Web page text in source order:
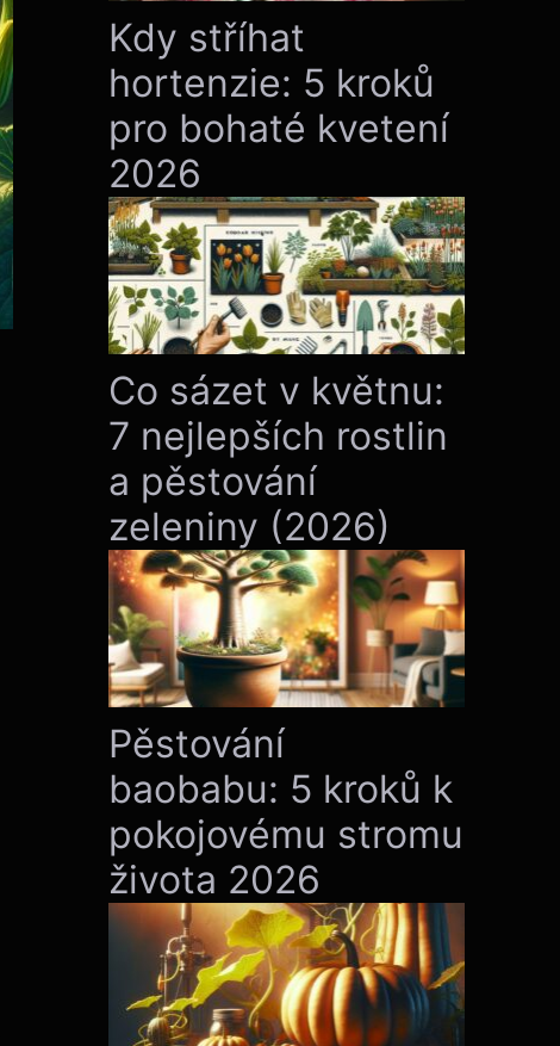
Kdy stříhat
hortenzie: 5 kroků
pro bohaté kvetení
2026
Co sázet v květnu:
7 nejlepších rostlin
a pěstování
zeleniny (2026)
Pěstování
baobabu: 5 kroků k
pokojovému stromu
života 2026